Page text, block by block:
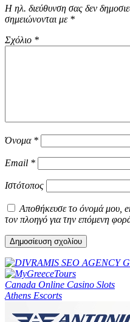
Η ηλ. διεύθυνση σας δεν
σημειώνονται με *
Σχόλιο *
Όνομα *
Email *
Ιστότοπος
Αποθήκευσε το όνομά μου,
τον πλοηγό για την επόμενη
Canada Online Casino Slots
Athens Escorts